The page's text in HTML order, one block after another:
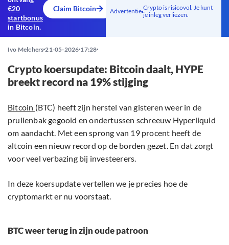
€20
startbonus
in Bitcoin.
Claim Bitcoin Advertentie Crypto is risicovol. Je kunt
je inleg verliezen.
Ivo Melchers 21-05-2026 17:28
Crypto koersupdate: Bitcoin daalt, HYPE
breekt record na 19% stijging
Bitcoin (BTC) heeft zijn herstel van gisteren weer in de
prullenbak gegooid en ondertussen schreeuw Hyperliquid
om aandacht. Met een sprong van 19 procent heeft de
altcoin een nieuw record op de borden gezet. En dat zorgt
voor veel verbazing bij investeerers.
In deze koersupdate vertellen we je precies hoe de
cryptomarkt er nu voorstaat.
BTC weer terug in zijn oude patroon